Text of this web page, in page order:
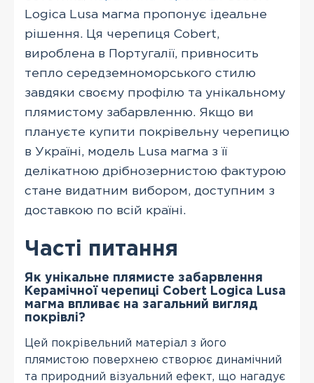
Logica Lusa магма пропонує ідеальне
рішення. Ця черепиця Cobert,
вироблена в Португалії, привносить
тепло середземноморського стилю
завдяки своєму профілю та унікальному
плямистому забарвленню. Якщо ви
плануєте купити покрівельну черепицю
в Україні, модель Lusa магма з її
делікатною дрібнозернистою фактурою
стане видатним вибором, доступним з
доставкою по всій країні.
Часті питання
Як унікальне плямисте забарвлення
Керамічної черепиці Cobert Logica Lusa
магма впливає на загальний вигляд
покрівлі?
Цей покрівельний матеріал з його
плямистою поверхнею створює динамічний
та природний візуальний ефект, що нагадує